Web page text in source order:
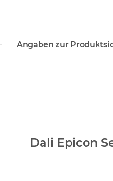
Angaben zur
Dali Epicon